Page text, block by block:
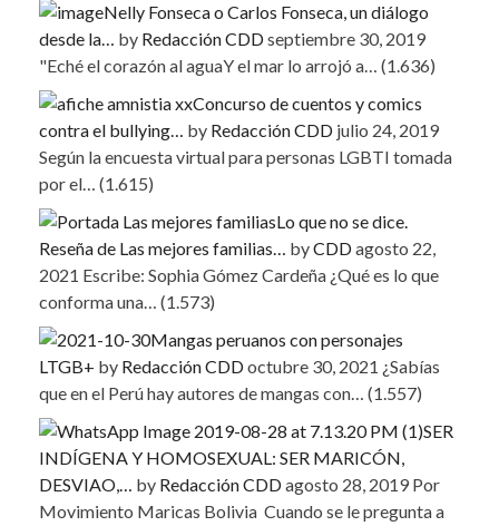
Nelly Fonseca o Carlos Fonseca, un diálogo
desde la… by Redacción CDDseptiembre 30, 2019
"Eché el corazón al aguaY el mar lo arrojó a… (1.636)
Concurso de cuentos y comics
contra el bullying… by Redacción CDD julio 24, 2019
Según la encuesta virtual para personas LGBTI tomada
por el… (1.615)
Lo que no se dice.
Reseña de Las mejores familias… byCDDagosto 22,
2021 Escribe: Sophia Gómez Cardeña ¿Qué es lo que
conforma una… (1.573)
Mangas peruanos con personajes
LTGB+ by Redacción CDDoctubre 30, 2021 ¿Sabías
que en el Perú hay autores de mangas con… (1.557)
SER
INDÍGENA Y HOMOSEXUAL: SER MARICÓN,
DESVIAO,… by Redacción CDDagosto 28, 2019 Por
Movimiento Maricas Bolivia Cuando se le pregunta a